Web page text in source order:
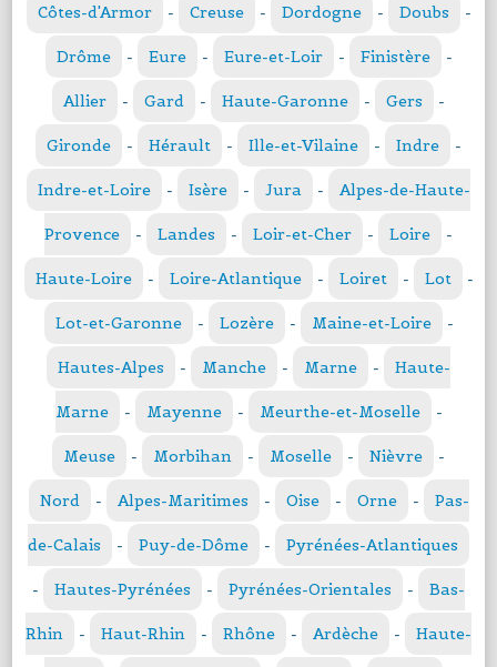
Côtes-d'Armor - Creuse - Dordogne - Doubs -
Drôme - Eure - Eure-et-Loir - Finistère -
Allier - Gard - Haute-Garonne - Gers -
Gironde - Hérault - Ille-et-Vilaine - Indre -
Indre-et-Loire - Isère - Jura - Alpes-de-Haute-
Provence - Landes - Loir-et-Cher - Loire -
Haute-Loire - Loire-Atlantique - Loiret - Lot -
Lot-et-Garonne - Lozère - Maine-et-Loire -
Hautes-Alpes - Manche - Marne - Haute-
Marne - Mayenne - Meurthe-et-Moselle -
Meuse - Morbihan - Moselle - Nièvre -
Nord - Alpes-Maritimes - Oise - Orne - Pas-
de-Calais - Puy-de-Dôme - Pyrénées-Atlantiques
- Hautes-Pyrénées - Pyrénées-Orientales - Bas-
Rhin - Haut-Rhin - Rhône - Ardèche - Haute-